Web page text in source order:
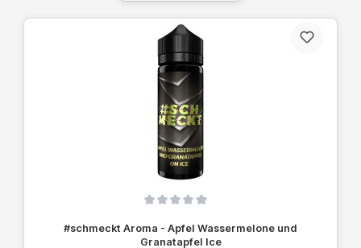
#schmeckt Aroma - Apfel Wassermelone und
Granatapfel Ice